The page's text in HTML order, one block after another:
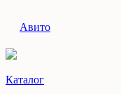
Авито
Каталог